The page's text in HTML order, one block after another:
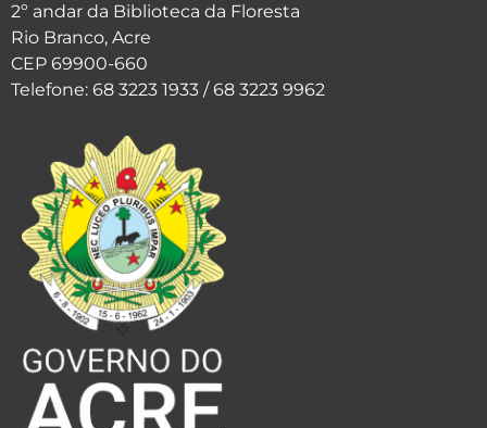
2º andar da Biblioteca da Floresta
Rio Branco, Acre
CEP 69900-660
Telefone: 68 3223 1933 / 68 3223 9962